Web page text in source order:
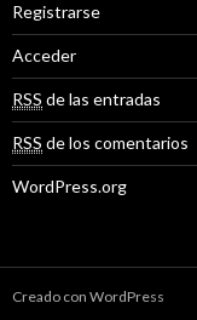
í
a
s
Registrarse
Acceder
RSS de las entradas
RSS de los comentarios
WordPress.org
Creado con WordPress